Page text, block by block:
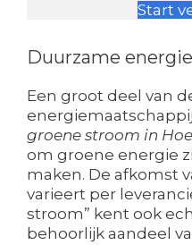
Start
Duurzame
Een groot deel van
groene stroom in
om groene energie
maken. De afkomst
varieert per
stroom” kent ook
behoorlijk aandeel